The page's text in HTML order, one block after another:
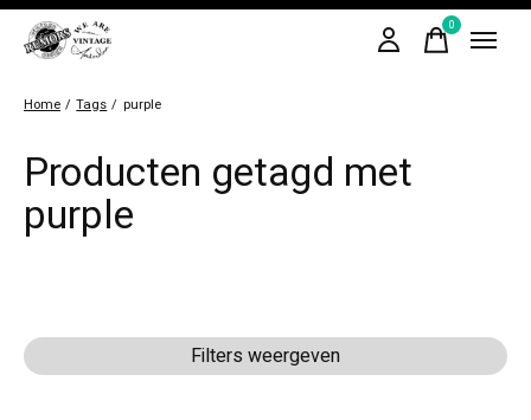
0items
Home / Tags / purple
Producten getagd met
purple
Filters weergeven